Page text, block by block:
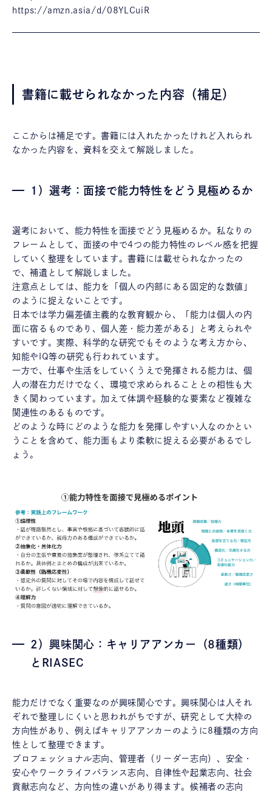
https://amzn.asia/d/08YLCuiR
書籍に載せられなかった内容（補足）
ここからは補足です。書籍には入れたかったけれど入れられ
なかった内容を、資料を交えて解説しました。
1）選考：面接で能力特性をどう見極めるか
選考において、能力特性を面接でどう見極めるか。私なりの
フレームとして、面接の中で4つの能力特性のレベル感を把握
していく整理をしています。書籍には載せられなかったの
で、補遺として解説しました。
注意点としては、能力を「個人の内部にある固定的な数値」
のように捉えないことです。
日本では学力偏差値主義的な教育観から、「能力は個人の内
面に宿るものであり、個人差・能力差がある」と考えられや
すいです。実際、科学的な研究でもそのような考え方から、
知能やIQ等の研究も行われています。
一方で、仕事や生活をしていくうえで発揮される能力は、個
人の潜在力だけでなく、環境で求められることとの相性も大
きく関わっています。加えて体調や経験的な要素など複雑な
関連性のあるものです。
どのような時にどのような能力を発揮しやすい人なのかとい
うことを含めて、能力面もより柔軟に捉える必要があるでし
ょう。
2）興味関心：キャリアアンカー（8種類）
とRIASEC
能力だけでなく重要なのが興味関心です。興味関心は人それ
ぞれで整理しにくいと思われがちですが、研究として大枠の
方向性があり、例えばキャリアアンカーのように8種類の方向
性として整理できます。
プロフェッショナル志向、管理者（リーダー志向）、安全・
安心やワークライフバランス志向、自律性や起業志向、社会
貢献志向など、方向性の違いがあり得ます。候補者の志向